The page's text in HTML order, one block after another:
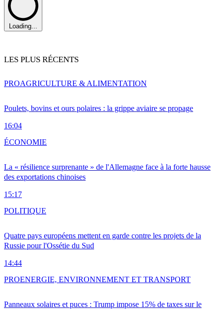
Loading...
LES PLUS RÉCENTS
Poulets, bovins et ours polaires : la grippe aviaire se propage
16:04
PROAGRICULTURE & ALIMENTATION
La « résilience surprenante » de l'Allemagne face à la forte hausse
des exportations chinoises
15:17
ÉCONOMIE
Quatre pays européens mettent en garde contre les projets de la
Russie pour l'Ossétie du Sud
14:44
POLITIQUE
Panneaux solaires et puces : Trump impose 15% de taxes sur le
PROENERGIE, ENVIRONNEMENT ET TRANSPORT